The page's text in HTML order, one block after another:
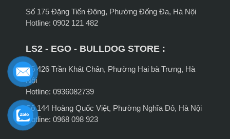
Số 175 Đặng Tiến Đông, Phường Đống Đa, Hà Nội
Hotline: 0902 121 482
LS2 - EGO - BULLDOG STORE :
Số 426 Trần Khát Chân, Phường Hai bà Trưng, Hà
Nội
Hotline: 0936082739
Số 144 Hoàng Quốc Việt, Phường Nghĩa Đô, Hà Nội
Hotline: 0968 098 923